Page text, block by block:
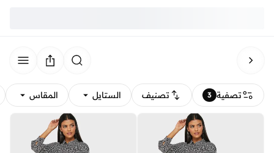
تصفية 3 تصنيف الستايل المقاس